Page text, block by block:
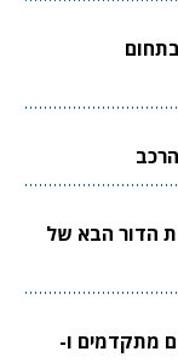
הדור הבא של
מתקדמים ו-